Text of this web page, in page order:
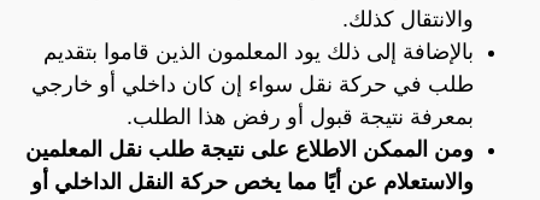
والانتقال كذلك.
بالإضافة إلى ذلك يود المعلمون الذين قاموا بتقديم
طلب في حركة نقل سواء إن كان داخلي أو خارجي
بمعرفة نتيجة قبول أو رفض هذا الطلب.
ومن الممكن الاطلاع على نتيجة طلب نقل المعلمين
والاستعلام عن أيًا مما يخص حركة النقل الداخلي أو